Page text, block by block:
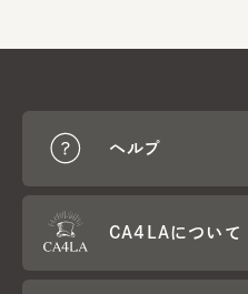
ヘルプ
CA4LAについて